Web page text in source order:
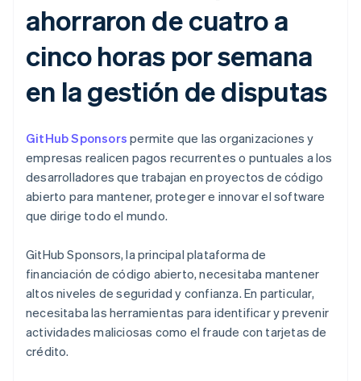
ahorraron de cuatro a
cinco horas por semana
en la gestión de disputas
GitHub Sponsors permite que las organizaciones y
empresas realicen pagos recurrentes o puntuales a los
desarrolladores que trabajan en proyectos de código
abierto para mantener, proteger e innovar el software
que dirige todo el mundo.
GitHub Sponsors, la principal plataforma de
financiación de código abierto, necesitaba mantener
altos niveles de seguridad y confianza. En particular,
necesitaba las herramientas para identificar y prevenir
actividades maliciosas como el fraude con tarjetas de
crédito.
Alemania
DeutschEnglish
Australia